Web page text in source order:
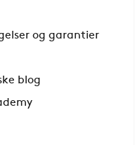
og garantier
blog